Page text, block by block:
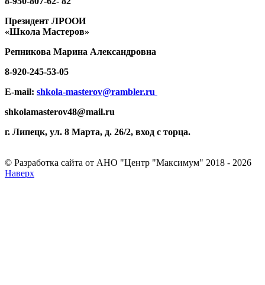
Президент ЛРООИ
«Школа Мастеров»
Репникова Марина Александровна
8-920-245-53-05
E-mail: shkola-masterov@rambler.ru
shkolamasterov48@mail.ru
г. Липецк, ул. 8 Марта, д. 26/2, вход с торца.
© Разработка сайта от АНО "Центр "Максимум" 2018 - 2026
Наверх